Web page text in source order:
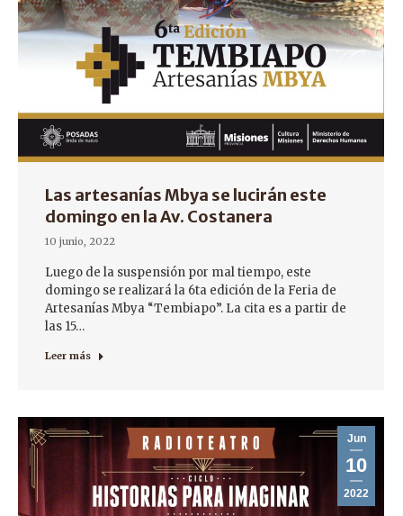
Las artesanías Mbya se lucirán este
domingo en la Av. Costanera
10 junio, 2022
Luego de la suspensión por mal tiempo, este
domingo se realizará la 6ta edición de la Feria de
Artesanías Mbya “Tembiapo”. La cita es a partir de
las 15…
Leer más
Jun
10
2022